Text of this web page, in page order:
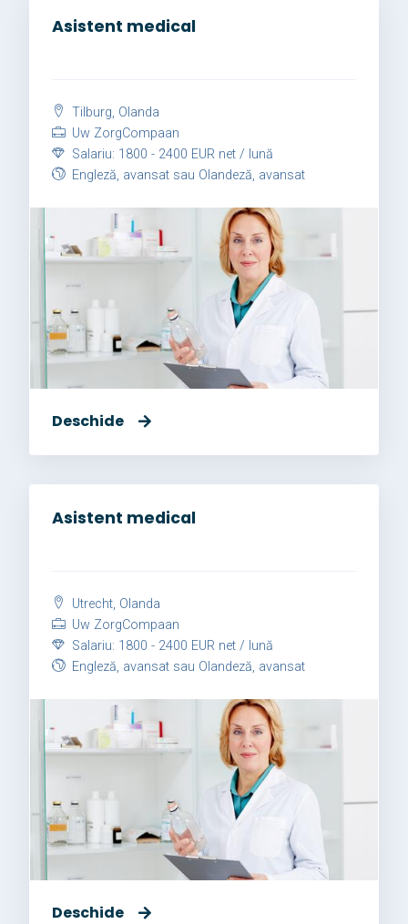
Asistent medical
Tilburg, Olanda
Uw ZorgCompaan
Salariu: 1800 - 2400 EUR net / lună
Engleză, avansat sau Olandeză, avansat
Deschide
Asistent medical
Utrecht, Olanda
Uw ZorgCompaan
Salariu: 1800 - 2400 EUR net / lună
Engleză, avansat sau Olandeză, avansat
Deschide